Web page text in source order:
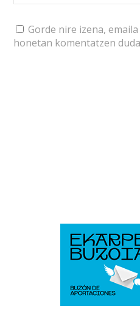
Gorde nire izena,
honetan komentatzen